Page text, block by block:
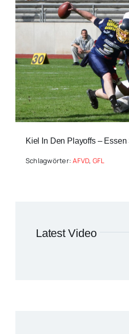
Kiel In Den Playoffs –
Schlagwörter:AFVD, GFL
Latest Video